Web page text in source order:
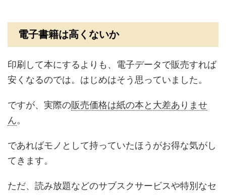
電子書籍は高くないか
印刷して本にするよりも、電子データで販売すれば
安くなるのでは。はじめはそう思っていました。
ですが、実際の販売価格は紙の本と大差ありませ
ん。
であればモノとして持っていたほうがお得な気がし
てきます。
ただ、 読み放題などのサブスクサービスや特別なセ